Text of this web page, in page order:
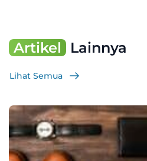
Artikel Lainnya
Lihat Semua